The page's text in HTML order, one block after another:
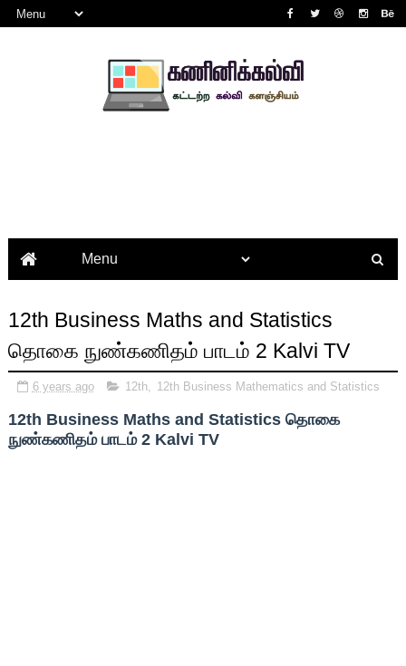
12th Business Maths and Statistics
தொகை நுண்கணிதம் பாடம் 2 Kalvi TV
6 years ago 12th, 12th Business Mathematics and Statistics
12th Business Maths and Statistics தொகை
நுண்கணிதம் பாடம் 2 Kalvi TV